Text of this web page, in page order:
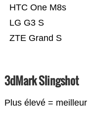
ZTE Grand S
LG G3 S
HTC One M8s
3dMark Slingshot
Plus élevé = meilleur